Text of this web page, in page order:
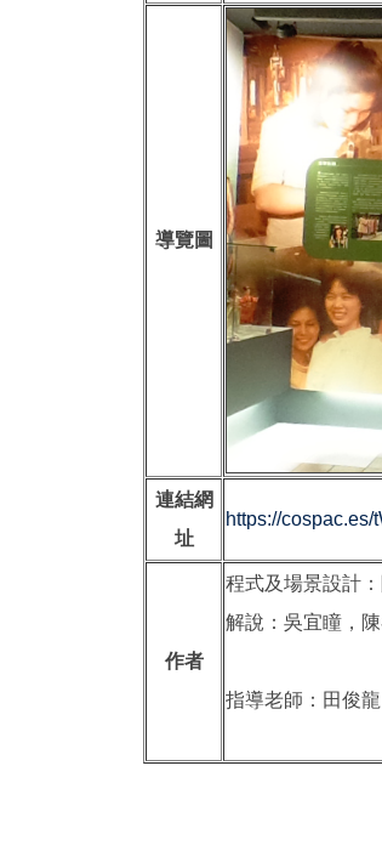
導覽圖
連結網
址
https://cospac.es/
作者
程式及場景設計
解說：吳宜瞳
指導老師：田俊